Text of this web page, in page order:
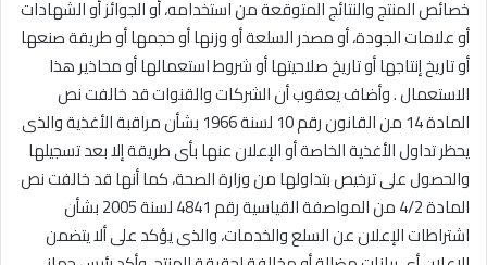
خصائص المنتج والنتائج المتوقعة من استخدامه، أو الجوائز أو الشهادات
أو علامات الجودة، أو مصدر السلعة أو وزنها أو حجمها أو طريقة صنعها
أو تاريخ إنتاجها أو تاريخ صلاحيتها أو شروط استعمالها أو محاذير هذا
الاستعمال . وأضاف يعقوب أن الشركات والقنوات قد خالفت نص
المادة 14 من القانون رقم 10 لسنة 1966 بشأن مراقبة الأغذية والذى
يحظر تداول الأغذية الخاصة أو الإعلان عنها بأى طريقة إلا بعد تسجيلها
والحصول على ترخيص بتداولها من وزارة الصحة، كما أنها قد خالفت نص
المادة 4/2 من المواصفة القياسية رقم 4841 لسنة 2005 بشأن
اشتراطات الإعلان عن السلع والخدمات، والذى يؤكد على ألا يتضمن